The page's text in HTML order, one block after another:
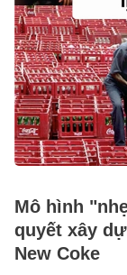
Mô hình
quyết xây
New Coke